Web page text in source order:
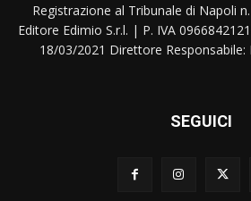
Registrazione al Tribunale di Napoli
Editore Edimio S.r.l. | P. IVA
18/03/2021 Direttore Responsabile:
SEGUICI